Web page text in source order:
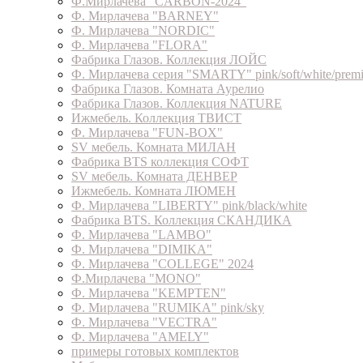
Ф. Мирлачева "BARNEY"
Ф. Мирлачева "NORDIC"
Ф. Мирлачева "FLORA"
Фабрика Глазов. Коллекция ЛОЙС
Ф. Мирлачева серия "SMARTY" pink/soft/white/
Фабрика Глазов. Комната Аурелио
Фабрика Глазов. Коллекция NATURE
Ижмебель. Коллекция ТВИСТ
Ф. Мирлачева "FUN-BOX"
SV мебель. Комната МИЛАН
Фабрика BTS коллекция СОФТ
SV мебель. Комната ДЕНВЕР
Ижмебель. Комната ЛЮМЕН
Ф. Мирлачева "LIBERTY" pink/black/white
Фабрика BTS. Коллекция СКАНДИКА
Ф. Мирлачева "LAMBO"
Ф. Мирлачева "DIMIKA"
Ф. Мирлачева "COLLEGE" 2024
Ф.Мирлачева "MONO"
Ф. Мирлачева "KEMPTEN"
Ф. Мирлачева "RUMIKA" pink/sky
Ф. Мирлачева "VECTRA"
Ф. Мирлачева "AMELY"
примеры готовых комплектов